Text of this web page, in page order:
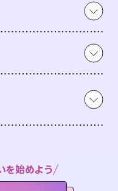
を始めよう